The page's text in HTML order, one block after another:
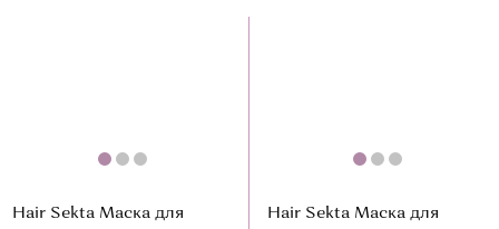
Hair Sekta Маска для
Hair Sekta Маска для